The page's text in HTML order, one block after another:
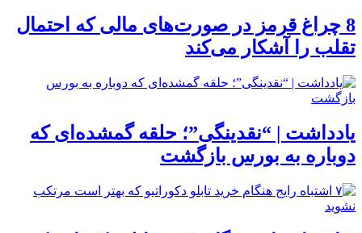
8 چراغ قرمز در صورت‌های مالی که احتمال
تقلب را آشکار می‌کند
یادداشت | “نقدینگی”؛ حلقه گمشده‌ای که
دوباره به بورس بازگشت